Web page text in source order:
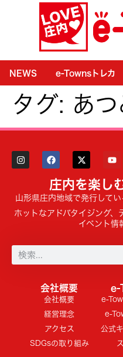
NEWS e-Townsトレカ
タグ: あ
庄内を楽し
山形県庄内地域で発行して
ホットなアドバタイジング、
イベント情
会社概要
会社概要
経営理念
アクセス
SDGsの取り組み
e-
e-
e-
公式